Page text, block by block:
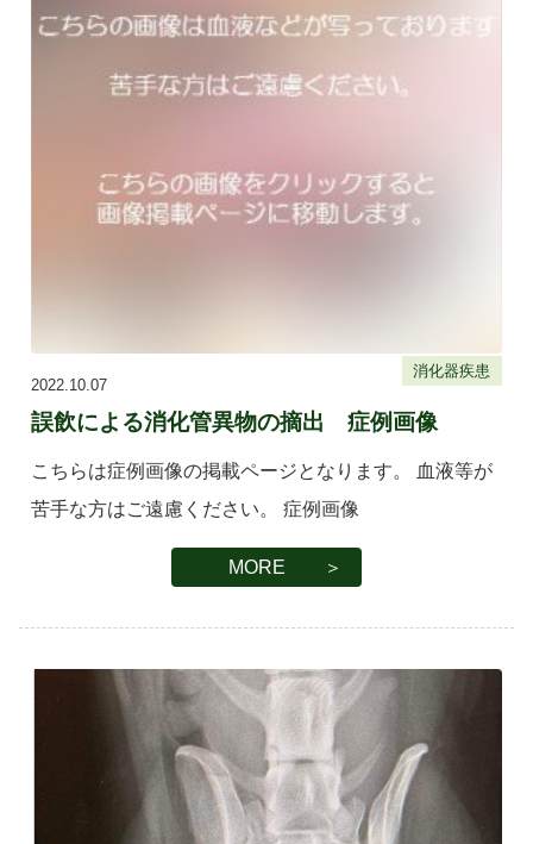
消化器疾患
2022.10.07
誤飲による消化管異物の摘出 症例画像
こちらは症例画像の掲載ページとなります。 血液等が
苦手な方はご遠慮ください。 症例画像
MORE ＞